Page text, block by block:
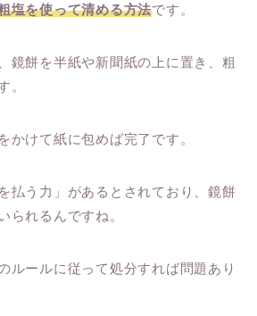
塩を使って清める方法です。
鏡餅を半紙や新聞紙の上に置き、粗
。
かけて紙に包めば完了です。
払う力」があるとされており、鏡餅
られるんですね。
ルールに従って処分すれば問題あり